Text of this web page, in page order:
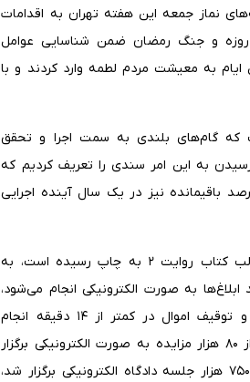
نماز جمعه این هفته تهران به اقدامات
قوه قضاییه در ایام جنگ تحمیلی اشاره کرد و گفت: در جنگ ۱۲ روزه و جنگ رمضان ضمن شناسایی عوامل
به معیشت مردم لطمه وارد کردند و با
که گام‌های بلندی به سمت اجرا و تحقق
به این امر سندی را تعریف کردیم که
دو سال گذشته ۶۰ درصد آن اجرایی شده و ان شاءالله ۴۰ درصد باقیمانده نیز در یک سال آینده اجرایی
خلیلی با اشاره به اینکه اقدامات انجام شده در قوه قضاییه در قالب کتاب روایت ۲ به چاپ رسیده است، به
درباره این اقدامات پرداخت و افزود: امروز ۹۴ درصد ابلاغ‌ها به صورت الکترونیکی انجام می‌شود،
گواهی سوء پیشینه در کمتر از ۱۴ ساعت صادر می‌شود، شناسایی و توقیف اموال در کمتر از ۱۴ دقیقه انجام
می‌شود، بیش از ۱۱ هزار دادگاه علنی بر خط برگزار شده است، بیش از ۸۰ هزار مزایده به صورت الکترونیکی برگزار
شده است، سامانه پیشرفته دستیار هوشمند قاضی راه اندازی شد، ۷۵۰ هزار جلسه دادگاه الکترونیکی برگزار شد،